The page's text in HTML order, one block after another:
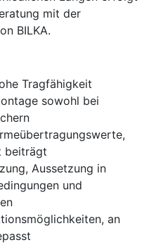
mit der
BILKA.
Tragfähigkeit
sowohl bei
beiträgt
Aussetzung in
und
an